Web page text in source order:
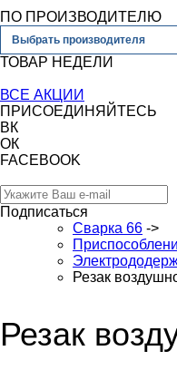
ПО ПРОИЗВОДИТЕЛЮ
Выбрать производителя
ТОВАР НЕДЕЛИ
ВСЕ АКЦИИ
ПРИСОЕДИНЯЙТЕСЬ
ВК
ОК
FACEBOOK
Подписаться
Сварка 66 ->
Резак
Резак